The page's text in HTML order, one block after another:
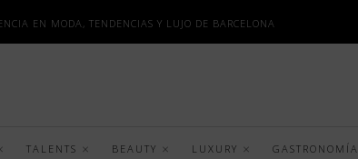
EN MODA, TENDENCIAS Y LUJO DE BARCELONA
TALENTS BEAUTY LUXURY GASTRONOMÍA